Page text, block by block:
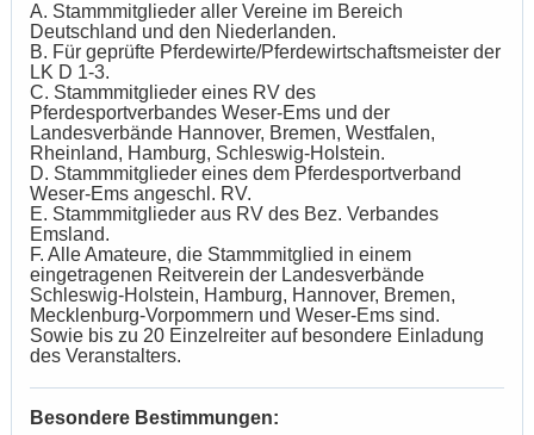
A. Stammmitglieder aller Vereine im Bereich
Deutschland und den Niederlanden.
B. Für geprüfte Pferdewirte/Pferdewirtschaftsmeister der
LK D 1-3.
C. Stammmitglieder eines RV des
Pferdesportverbandes Weser-Ems und der
Landesverbände Hannover, Bremen, Westfalen,
Rheinland, Hamburg, Schleswig-Holstein.
D. Stammmitglieder eines dem Pferdesportverband
Weser-Ems angeschl. RV.
E. Stammmitglieder aus RV des Bez. Verbandes
Emsland.
F. Alle Amateure, die Stammmitglied in einem
eingetragenen Reitverein der Landesverbände
Schleswig-Holstein, Hamburg, Hannover, Bremen,
Mecklenburg-Vorpommern und Weser-Ems sind.
Sowie bis zu 20 Einzelreiter auf besondere Einladung
des Veranstalters.
Besondere Bestimmungen: